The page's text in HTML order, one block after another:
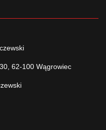
62-100 Wągrowiec